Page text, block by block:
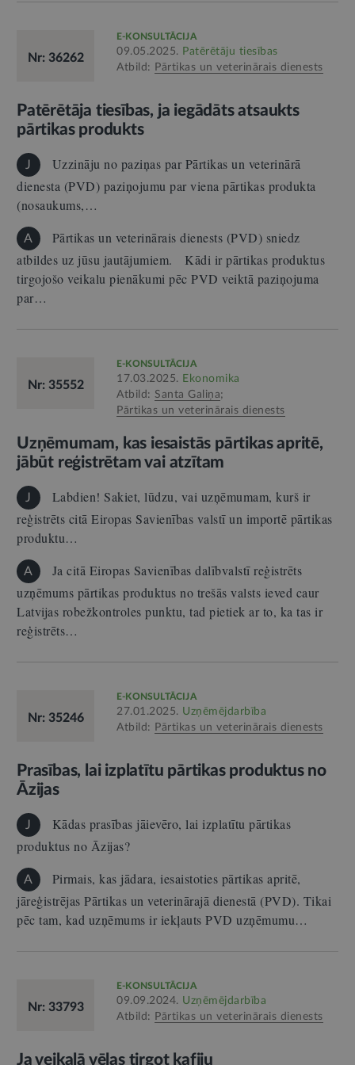
Nr: 36262
E-KONSULTĀCIJA
09.05.2025. Patērētāju tiesības
Atbild: Pārtikas un veterinārais dienests
Patērētāja tiesības, ja iegādāts atsaukts
pārtikas produkts
J
Uzzināju no paziņas par Pārtikas un veterinārā
dienesta (PVD) paziņojumu par viena pārtikas produkta
(nosaukums,…
A
Pārtikas un veterinārais dienests (PVD) sniedz
atbildes uz jūsu jautājumiem. Kādi ir pārtikas produktus
tirgojošo veikalu pienākumi pēc PVD veiktā paziņojuma
par…
Nr: 35552
E-KONSULTĀCIJA
17.03.2025. Ekonomika
Atbild: Santa Galiņa;
Pārtikas un veterinārais dienests
Uzņēmumam, kas iesaistās pārtikas apritē,
jābūt reģistrētam vai atzītam
J
Labdien! Sakiet, lūdzu, vai uzņēmumam, kurš ir
reģistrēts citā Eiropas Savienības valstī un importē pārtikas
produktu…
A
Ja citā Eiropas Savienības dalībvalstī reģistrēts
uzņēmums pārtikas produktus no trešās valsts ieved caur
Latvijas robežkontroles punktu, tad pietiek ar to, ka tas ir
reģistrēts…
Nr: 35246
E-KONSULTĀCIJA
27.01.2025. Uzņēmējdarbība
Atbild:
Pārtikas un veterinārais dienests
Prasības, lai izplatītu pārtikas produktus no
Āzijas
J
Kādas prasības jāievēro, lai izplatītu pārtikas
produktus no Āzijas?
A
Pirmais, kas jādara, iesaistoties pārtikas apritē,
jāreģistrējas Pārtikas un veterinārajā dienestā (PVD). Tikai
pēc tam, kad uzņēmums ir iekļauts PVD uzņēmumu…
Nr: 33793
E-KONSULTĀCIJA
09.09.2024. Uzņēmējdarbība
Atbild:
Pārtikas un veterinārais dienests
Ja veikalā vēlas tirgot kafiju